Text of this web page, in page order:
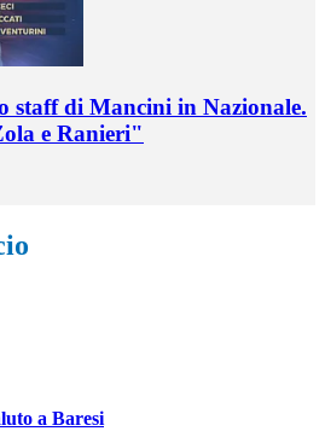
staff di Mancini in Nazionale.
e Ranieri"
a Baresi